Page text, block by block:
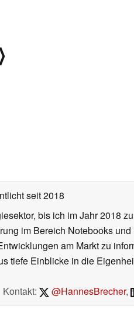
seit 2018
bis ich im Jahr 2018
im Bereich Notebooks
am Markt zu
tiefe Einblicke in die
Kontakt:
@HannesBrecher,